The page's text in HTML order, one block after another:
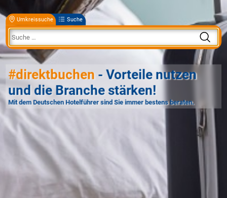
Umkreissuche Suche
#direktbuchen - Vorteile nutzen
und die Branche stärken!
Mit dem Deutschen Hotelführer sind Sie immer bestens beraten.